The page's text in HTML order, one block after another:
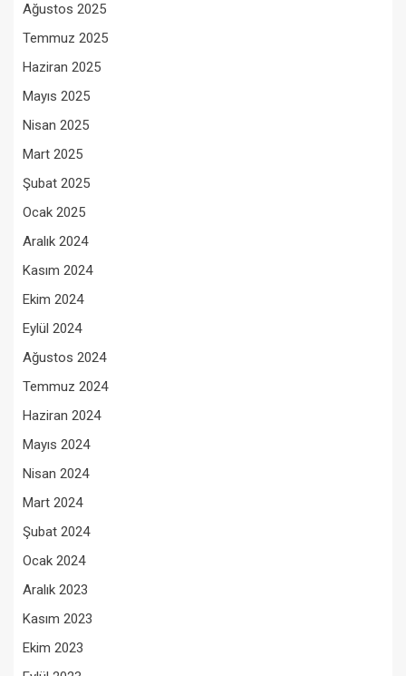
Ağustos 2025
Temmuz 2025
Haziran 2025
Mayıs 2025
Nisan 2025
Mart 2025
Şubat 2025
Ocak 2025
Aralık 2024
Kasım 2024
Ekim 2024
Eylül 2024
Ağustos 2024
Temmuz 2024
Haziran 2024
Mayıs 2024
Nisan 2024
Mart 2024
Şubat 2024
Ocak 2024
Aralık 2023
Kasım 2023
Ekim 2023